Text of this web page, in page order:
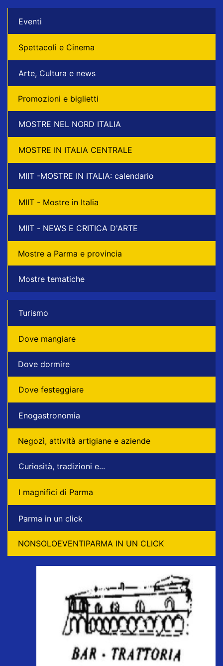
Eventi
Spettacoli e Cinema
Arte, Cultura e news
Promozioni e biglietti
MOSTRE NEL NORD ITALIA
MOSTRE IN ITALIA CENTRALE
MIIT -MOSTRE IN ITALIA: calendario
MIIT - Mostre in Italia
MIIT - NEWS E CRITICA D'ARTE
Mostre a Parma e provincia
Mostre tematiche
Turismo
Dove mangiare
Dove dormire
Dove festeggiare
Enogastronomia
Negozì, attività artigiane e aziende
Curiosità, tradizioni e...
I magnifici di Parma
Parma in un click
NONSOLOEVENTIPARMA IN UN CLICK